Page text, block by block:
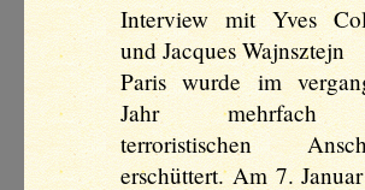
Interview mit Yves
und Jacques Wajnsztejn
Paris wurde im
Jahr mehrfach
terroristischen
erschüttert. Am 7.